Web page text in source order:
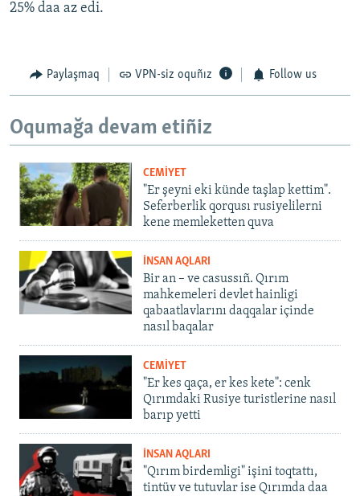
25% daa az edi.
Paylaşmaq VPN-siz oquñız Follow us
Oqumağa devam etiñiz
CEMİYET
"Er şeyni eki künde taşlap kettim".
Seferberlik qorqusı rusiyelilerni
kene memleketten quva
İNSAN AQLARI
Bir an – ve casussıñ. Qırım
mahkemeleri devlet hainligi
qabaatlavlarını daqqalar içinde
nasıl baqalar
CEMİYET
"Er kes qaça, er kes kete": cenk
Qırımdaki Rusiye turistlerine nasıl
barıp yetti
İNSAN AQLARI
"Qırım birdemligi" işini toqtattı,
tintüv ve tutuvlar ise Qırımda daa